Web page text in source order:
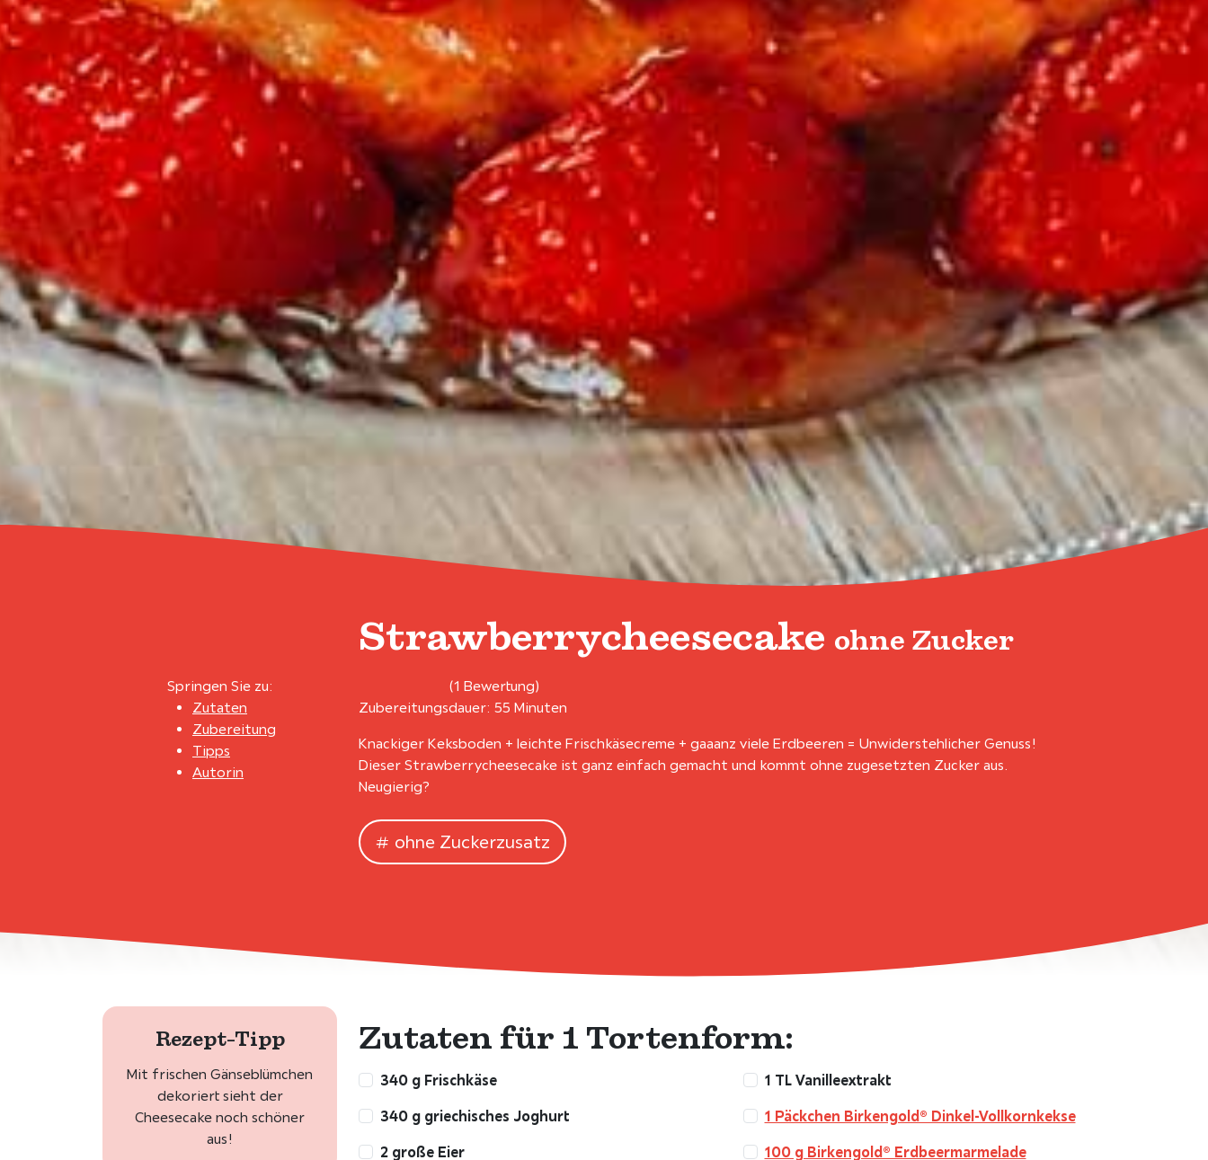
Strawberrycheesecake ohne Zucker
Springen Sie zu:
Zutaten
Zubereitung
Tipps
Autorin
(1 Bewertung)
Zubereitungsdauer: 55 Minuten
Knackiger Keksboden + leichte Frischkäsecreme + gaaanz viele Erdbeeren = Unwiderstehlicher Genuss!
Dieser Strawberrycheesecake ist ganz einfach gemacht und kommt ohne zugesetzten Zucker aus.
Neugierig?
ohne Zuckerzusatz
Zutaten für 1 Tortenform:
340 g Frischkäse
340 g griechisches Joghurt
2 große Eier
1 TL Vanilleextrakt
1 Päckchen Birkengold® Dinkel-Vollkornkekse
100 g Birkengold® Erdbeermarmelade
Rezept-Tipp
Mit frischen Gänseblümchen
dekoriert sieht der
Cheesecake noch schöner
aus!